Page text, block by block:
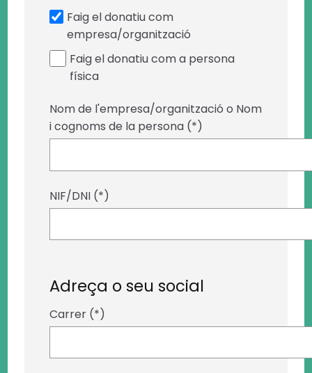
Faig el donatiu com
empresa/organització
Faig el donatiu com a persona
física
Nom de l'empresa/organització o Nom
i cognoms de la persona (*)
NIF/DNI (*)
Adreça o seu social
Carrer (*)